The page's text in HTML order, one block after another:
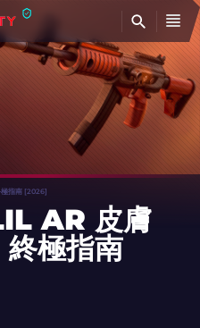
極指南 [2026]
AR 皮膚
終極指南